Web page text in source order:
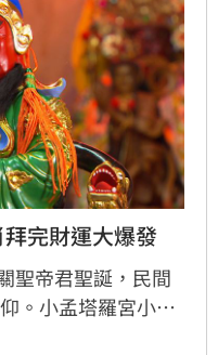
完財運大爆發
聖帝君聖誕，民間
。小孟塔羅宮小立
祭拜，有望獲得神